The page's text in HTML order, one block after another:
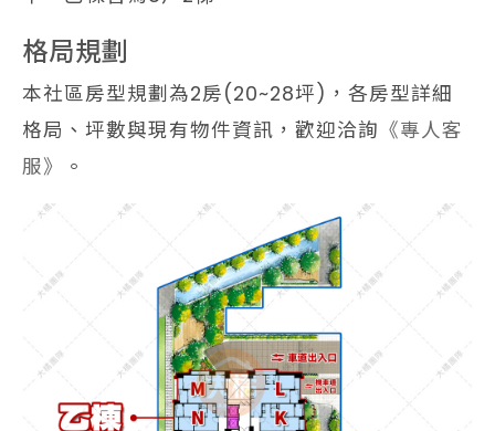
格局規劃
本社區房型規劃為2房(20~28坪)，各房型詳細
格局、坪數與現有物件資訊，歡迎洽詢 《專人客
服》
。